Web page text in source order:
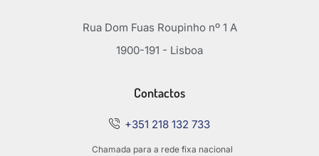
Rua Dom Fuas Roupinho nº 1 A
1900-191 - Lisboa
Contactos
+351 218 132 733
Chamada para a rede fixa nacional